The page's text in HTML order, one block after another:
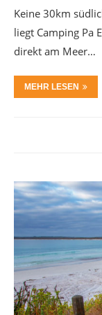
Keine 30km
liegt Camping Pa
direkt am Meer…
MEHR LESEN